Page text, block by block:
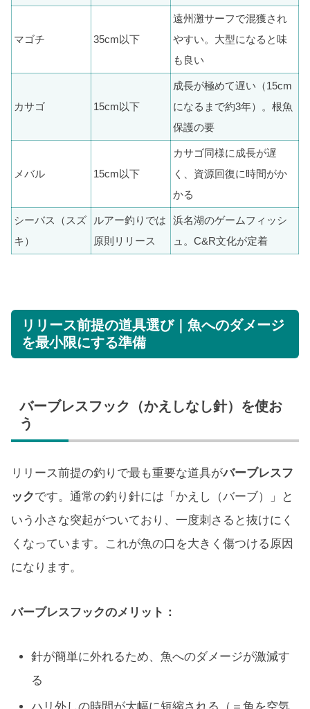
マゴチ 35cm以下
遠州灘サーフで混獲され
やすい。大型になると味
も良い
カサゴ 15cm以下
成長が極めて遅い（15cm
になるまで約3年）。根魚
保護の要
メバル 15cm以下
カサゴ同様に成長が遅
く、資源回復に時間がか
かる
シーバス（スズ
キ）
ルアー釣りでは
原則リリース
浜名湖のゲームフィッシ
ュ。C&R文化が定着
リリース前提の道具選び｜魚へのダメージ
を最小限にする準備
バーブレスフック（かえしなし針）を使お
う
リリース前提の釣りで最も重要な道具がバーブレスフ
ックです。通常の釣り針には「かえし（バーブ）」と
いう小さな突起がついており、一度刺さると抜けにく
くなっています。これが魚の口を大きく傷つける原因
になります。
バーブレスフックのメリット：
針が簡単に外れるため、魚へのダメージが激減す
る
ハリ外しの時間が大幅に短縮される（＝魚を空気